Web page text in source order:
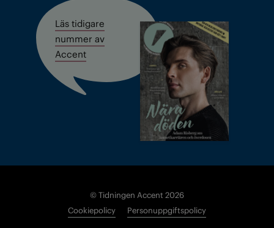
Läs tidigare
nummer av
Accent
© Tidningen Accent 2026
Cookiepolicy
Personuppgiftspolicy